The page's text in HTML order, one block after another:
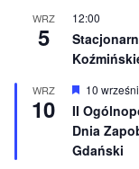
n
e
WRZ
5
12:00
WRZ
10
W
y
r
ó
ż
n
10
II
Dnia
Gdański